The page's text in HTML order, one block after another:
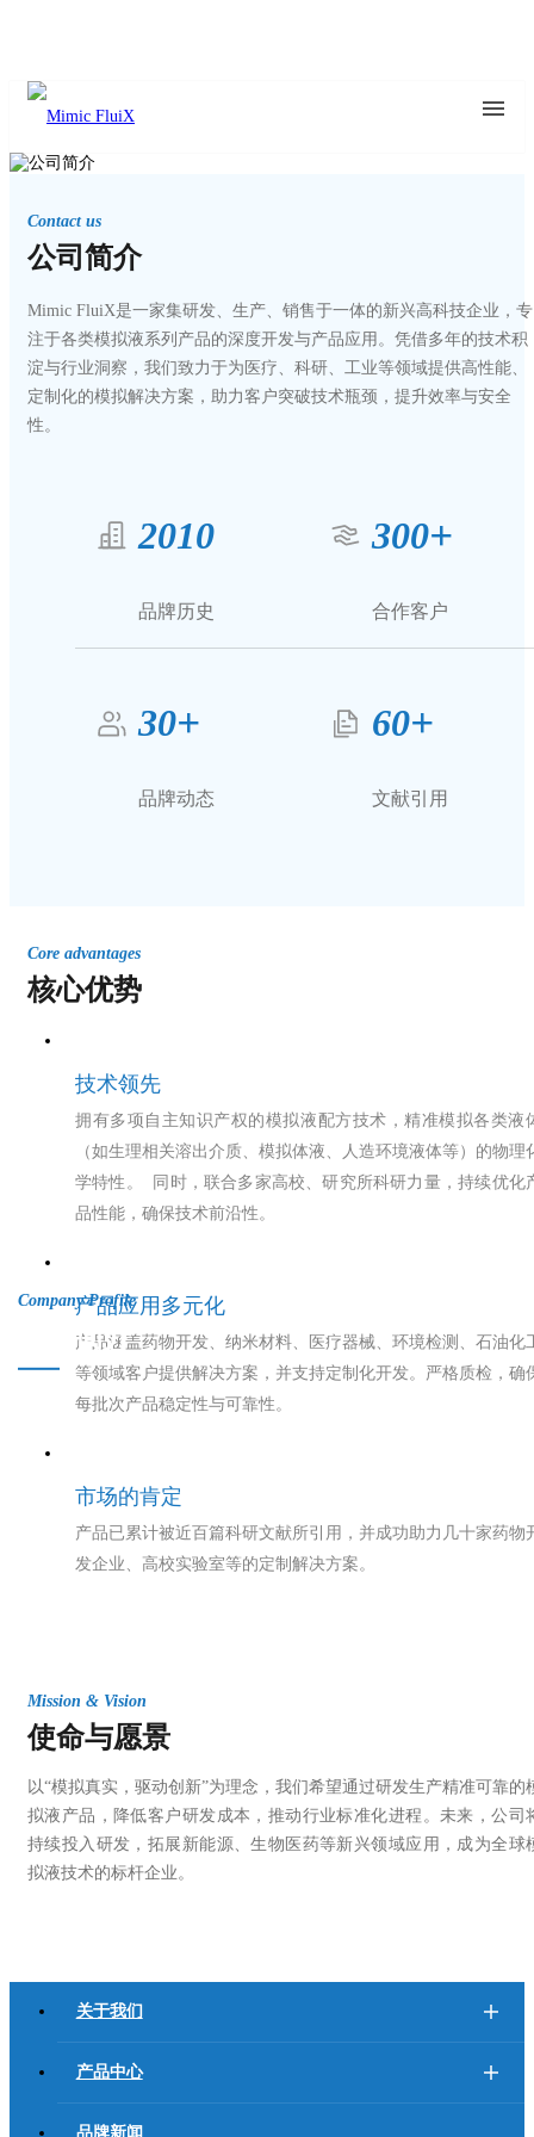
Company Profile
公司简介
Contact us
公司简介
Mimic FluiX是一家集研发、生产、销售于一体的新兴高科技企业，专
注于各类模拟液系列产品的深度开发与产品应用。凭借多年的技术积
淀与行业洞察，我们致力于为医疗、科研、工业等领域提供高性能、
定制化的模拟解决方案，助力客户突破技术瓶颈，提升效率与安全
性。
2010
品牌历史
300+
合作客户
30+
品牌动态
60+
文献引用
Core advantages
核心优势
技术领先
拥有多项自主知识产权的模拟液配方技术，精准模拟各类液
（如生理相关溶出介质、模拟体液、人造环境液体等）的物理
学特性。 同时，联合多家高校、研究所科研力量，持续优化
品性能，确保技术前沿性。
产品应用多元化
产品涵盖药物开发、纳米材料、医疗器械、环境检测、石油化
等领域客户提供解决方案，并支持定制化开发。严格质检，确
每批次产品稳定性与可靠性。
市场的肯定
产品已累计被近百篇科研文献所引用，并成功助力几十家药物
发企业、高校实验室等的定制解决方案。
Mission & Vision
使命与愿景
以“模拟真实，驱动创新”为理念，我们希望通过研发生产精准可靠的
拟液产品，降低客户研发成本，推动行业标准化进程。未来，公司
持续投入研发，拓展新能源、生物医药等新兴领域应用，成为全球
拟液技术的标杆企业。
关于我们
产品中心
品牌新闻